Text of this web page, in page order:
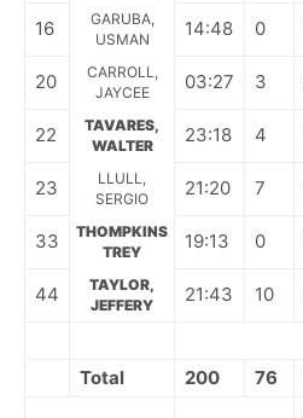
16
GARUBA,
USMAN
14:48 0
20
CARROLL,
JAYCEE
03:27 3
22
TAVARES,
WALTER
23:18 4
23
LLULL,
SERGIO
21:20 7
33
THOMPKINS
TREY
19:13 0
44
TAYLOR,
JEFFERY
21:43 10
Total
200 76